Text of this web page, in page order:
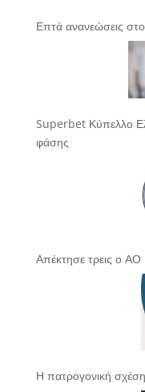
Επτά ανανεώσεις
Superbet Κύπελλο
φάσης
Απέκτησε τρεις ο ΑΟ
Η πατρογονική σχέση